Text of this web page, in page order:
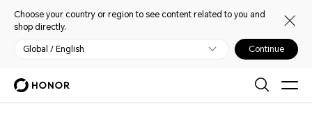
Choose your country or region to see content related to you and
shop directly.
Global / English Continue